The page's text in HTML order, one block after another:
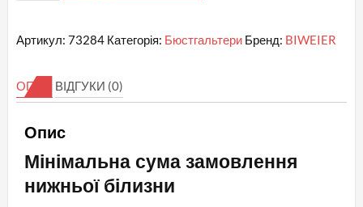
73284
Супер
бюст
кількість
Артикул: 73284 Категорія: Бюстгальтери Бренд: BIWEIER
ОПИС ВІДГУКИ (0)
Опис
Мінімальна сума замовлення
нижньої білизни